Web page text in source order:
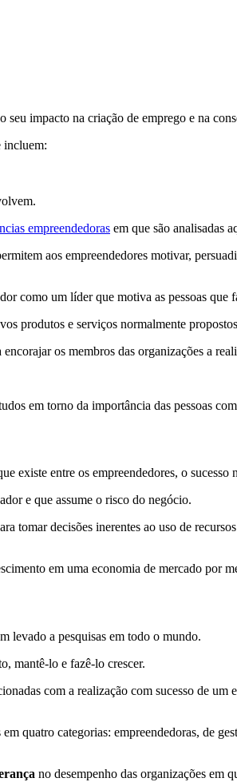
impacto na criação de emprego e na
incluem:
empreendedoras em que são analisadas
aos empreendedores motivar,
como um líder que motiva as pessoas que
produtos e serviços normalmente
os membros das organizações a
em torno da importância das pessoas
existe entre os empreendedores, o
e que assume o risco do negócio.
tomar decisões inerentes ao uso de
em uma economia de mercado por
levado a pesquisas em todo o mundo.
mantê-lo e fazê-lo crescer.
com a realização com sucesso de
quatro categorias: empreendedoras, de
no desempenho das organizações em